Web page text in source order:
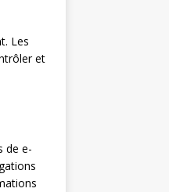
Les
et
de e-